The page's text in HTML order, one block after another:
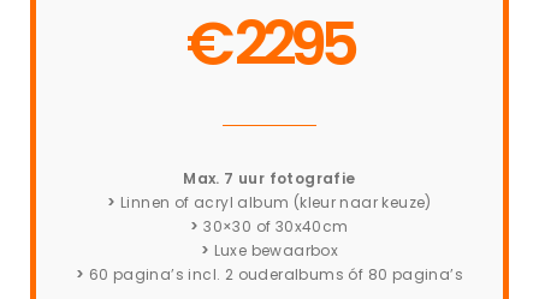
€ 2295
Max. 7 uur fotografie
> Linnen of acryl album (kleur naar keuze)
>30×30 of 30x40cm
> Luxe bewaarbox
> 60 pagina’s incl. 2 ouderalbums óf 80 pagina’s